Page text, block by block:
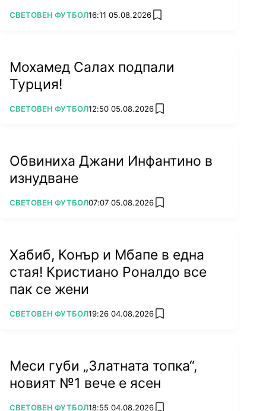
ПОВЕЧЕ ОТ
СВЕТОВЕН ФУТБОЛ16:11 05.08.2026 add favorites
Мохамед Салах подпали
Турция!
ПОВЕЧЕ ОТ
СВЕТОВЕН ФУТБОЛ12:50 05.08.2026 add favorites
Обвиниха Джани Инфантино в
изнудване
ПОВЕЧЕ ОТ
СВЕТОВЕН ФУТБОЛ07:07 05.08.2026 add favorites
Хабиб, Конър и Мбапе в една
стая! Кристиано Роналдо все
пак се жени
ПОВЕЧЕ ОТ
СВЕТОВЕН ФУТБОЛ19:26 04.08.2026 add favorites
Меси губи „Златната топка“,
новият №1 вече е ясен
ПОВЕЧЕ ОТ
СВЕТОВЕН ФУТБОЛ18:55 04.08.2026